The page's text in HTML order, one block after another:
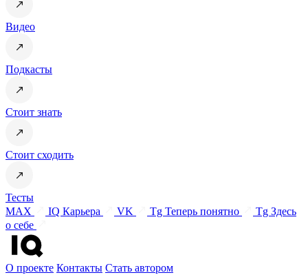
Видео
Подкасты
Стоит знать
Стоит сходить
Тесты
MAX
IQ Карьера VK Tg Теперь понятно
Tg Здесь
о себе
О проекте Контакты Стать автором